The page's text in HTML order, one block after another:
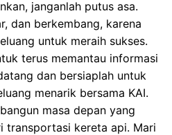
janganlah putus asa.
dan berkembang, karena
untuk meraih sukses.
terus memantau informasi
dan bersiaplah untuk
menarik bersama KAI.
masa depan yang
transportasi kereta api. Mari